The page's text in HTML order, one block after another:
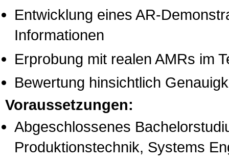
Entwicklung eines AR-
Informationen
Erprobung mit realen AMRs im
Bewertung hinsichtlich
Voraussetzungen:
Abgeschlossenes
Produktionstechnik, Systems